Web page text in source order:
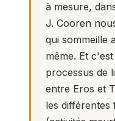
à mesure,
J. Cooren
qui sommeille
même. Et
processus de
entre Eros et
les différentes